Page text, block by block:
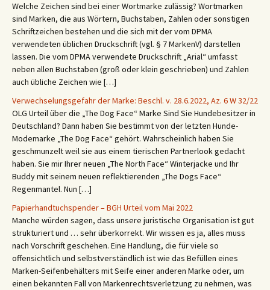
Welche Zeichen sind bei einer Wortmarke zulässig? Wortmarken
sind Marken, die aus Wörtern, Buchstaben, Zahlen oder sonstigen
Schriftzeichen bestehen und die sich mit der vom DPMA
verwendeten üblichen Druckschrift (vgl. § 7 MarkenV) darstellen
lassen. Die vom DPMA verwendete Druckschrift „Arial“ umfasst
neben allen Buchstaben (groß oder klein geschrieben) und Zahlen
auch übliche Zeichen wie […]
Verwechselungsgefahr der Marke: Beschl. v. 28.6.2022, Az. 6 W 32/22
OLG Urteil über die „The Dog Face“ Marke Sind Sie Hundebesitzer in
Deutschland? Dann haben Sie bestimmt von der letzten Hunde-
Modemarke „The Dog Face“ gehört. Wahrscheinlich haben Sie
geschmunzelt weil sie aus einem tierischen Partnerlook gedacht
haben. Sie mir Ihrer neuen „The North Face“ Winterjacke und Ihr
Buddy mit seinem neuen reflektierenden „The Dogs Face“
Regenmantel. Nun […]
Papierhandtuchspender – BGH Urteil vom Mai 2022
Manche würden sagen, dass unsere juristische Organisation ist gut
strukturiert und … sehr überkorrekt. Wir wissen es ja, alles muss
nach Vorschrift geschehen. Eine Handlung, die für viele so
offensichtlich und selbstverständlich ist wie das Befüllen eines
Marken-Seifenbehälters mit Seife einer anderen Marke oder, um
einen bekannten Fall von Markenrechtsverletzung zu nehmen, was